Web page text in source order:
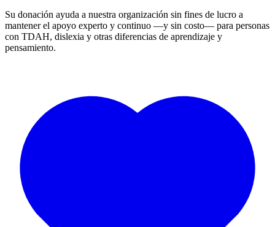
Su donación ayuda a nuestra organización sin fines de lucro a
mantener el apoyo experto y continuo —y sin costo— para personas
con TDAH, dislexia y otras diferencias de aprendizaje y
pensamiento.